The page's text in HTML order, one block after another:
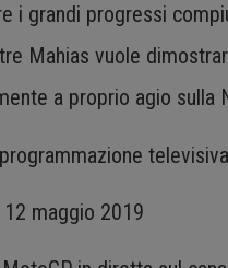
i grandi progressi
Mahias vuole
a proprio agio sulla
12 maggio 2019